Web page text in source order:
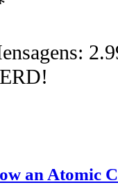
an Atomic